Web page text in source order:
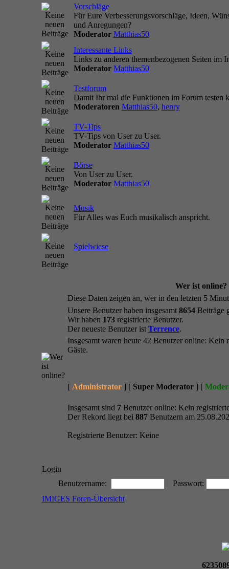
Vorschläge
Für Eure Verbesserungsvorschläge, Ideen,
und Anregungen?
Moderator Matthias50
Interessante Links
Links zu anderen themenbezogenen Seiten im
Moderator Matthias50
Testforum
Damit Ihr mal die Funktionen im Forum testen
Moderatoren Matthias50, henry
TV-Tips
TV-Tips von User zu User.
Moderator Matthias50
Börse
Von User zu User.
Moderator Matthias50
Musik
Für Alles was Euch musikalisch anspricht.
Spielwiese
Wer ist online?
Diese Daten zeigen an, wer in den letzten 5
Unsere Benutzer haben insgesamt 8654Beiträge
Wir haben 173registrierte Benutzer.
Der neueste Benutzer ist Terrence.
Insgesamt waren heute 42 Benutzer online: Kein
Gäste.
[ Administrator] [ Super Moderator] [
Insgesamt sind 7Benutzer online: Kein
Der Rekord liegt bei 887Benutzern am
Registrierte Benutzer: Keine
Login
Benutzername:
Passwort:
IMIGES Foren-Übersicht